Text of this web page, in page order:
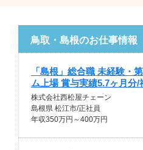
鳥取・島根のお仕事情報
「島根」総合職 未経験・
ム上場 賞与実績5.7ヶ月分/
株式会社西松屋チェーン
島根県 松江市/正社員
年収350万円～400万円